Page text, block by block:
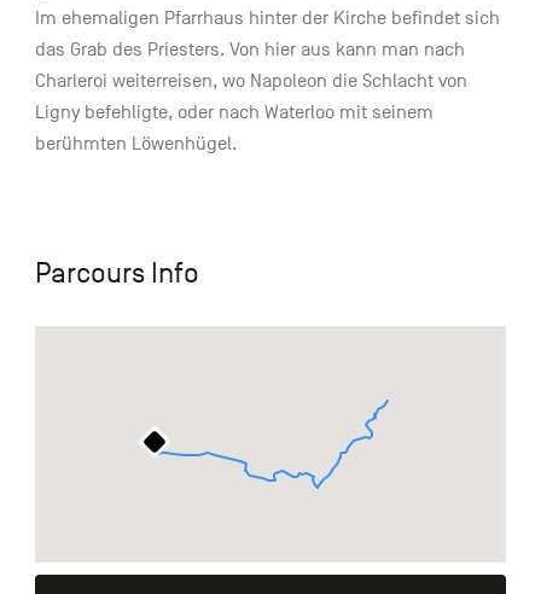
Im ehemaligen Pfarrhaus hinter der Kirche befindet sich
das Grab des Priesters. Von hier aus kann man nach
Charleroi weiterreisen, wo Napoleon die Schlacht von
Ligny befehligte, oder nach Waterloo mit seinem
berühmten Löwenhügel.
Parcours Info